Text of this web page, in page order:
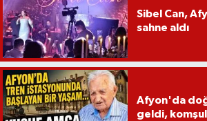
Sibel Can,
sahne aldı
Afyon'da
geldi,